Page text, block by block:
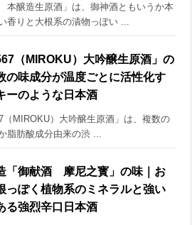
醸造生原酒」は、御神酒ともいうか本
香りと大根系の漬物っぽい ...
（MIROKU）大吟醸生原酒」の
の味成分が温度ごとに活性化す
ーのような日本酒
（MIROKU）大吟醸生原酒」は、複数の
脂肪酸成分由来の渋 ...
「御献酒 摩尼之寳」の味｜お
っぽく植物系のミネラルと強い
る強烈辛口日本酒